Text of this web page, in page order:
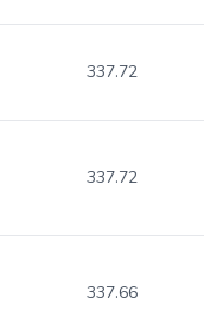
337.72
337.72
337.66